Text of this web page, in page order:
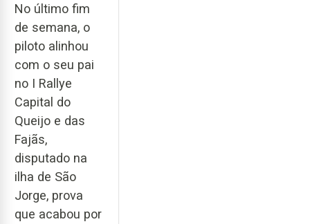
No último fim
de semana, o
piloto alinhou
com o seu pai
no I Rallye
Capital do
Queijo e das
Fajãs,
disputado na
ilha de São
Jorge, prova
que acabou por